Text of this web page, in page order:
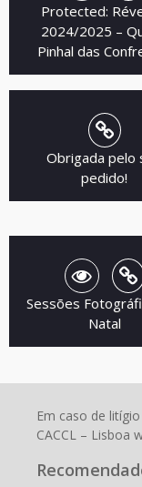
Protected:
2024/2025 –
Pinhal das
Obrigada pelo
pedido!
Sessões
Natal
Em caso de
CACCL – Lisboa